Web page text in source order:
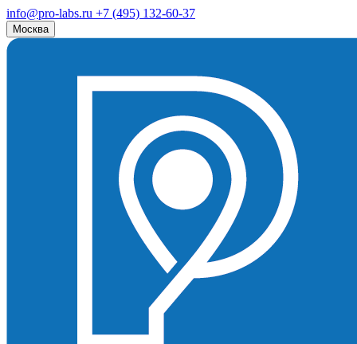
info@pro-labs.ru +7 (495) 132-60-37
Москва